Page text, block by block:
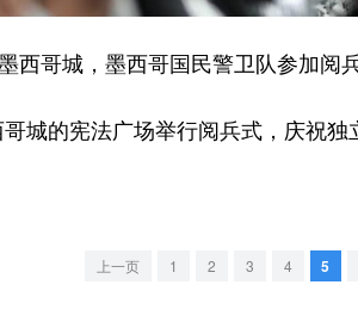
哥城，墨西哥国民警卫队参加阅兵
的宪法广场举行阅兵式，庆祝独
上一页 1 2 3 4 5